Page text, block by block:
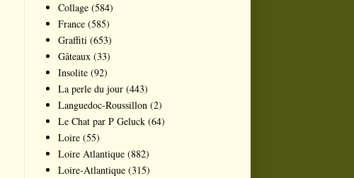
Collage (584)
France (585)
Graffiti (653)
Gâteaux (33)
Insolite (92)
La perle du jour (443)
Languedoc-Roussillon (2)
Le Chat par P Geluck (64)
Loire (55)
Loire Atlantique (882)
Loire-Atlantique (315)